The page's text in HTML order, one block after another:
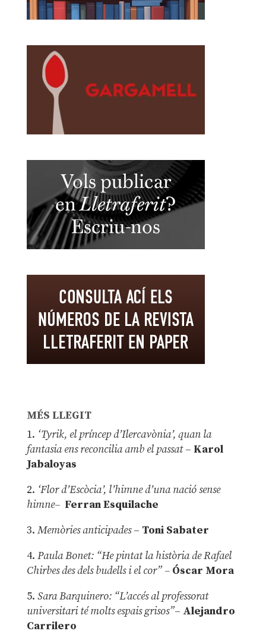
MÉS LLEGIT
1. ‘Tyrik, el príncep d’Ilercavònia’, quan la
fantasia ens reconcilia amb el passat– Karol
Jabaloyas
2. ‘Flor d’Escòcia’, l’himne d’una nació sense
himne– Ferran Esquilache
3. Memòries anticipades– Toni Sabater
4. Paula Bonet: “He pintat la història de Rafael
Chirbes des dels budells i el cor” –Óscar Mora
5. Sara Barquinero: “L’accés al professorat
universitari té molts espais grisos”– Alejandro
Carrilero